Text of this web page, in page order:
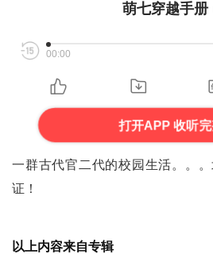
萌七穿越手册
00:00
打开APP 收听
一群古代官二代的校园生活。。
证！
以上内容来自专辑